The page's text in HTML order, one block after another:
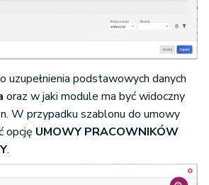
uzupełnienia podstawowych danych
oraz w jaki module ma być widoczny
W przypadku szablonu do umowy
opcję UMOWY PRACOWNIKÓW
.